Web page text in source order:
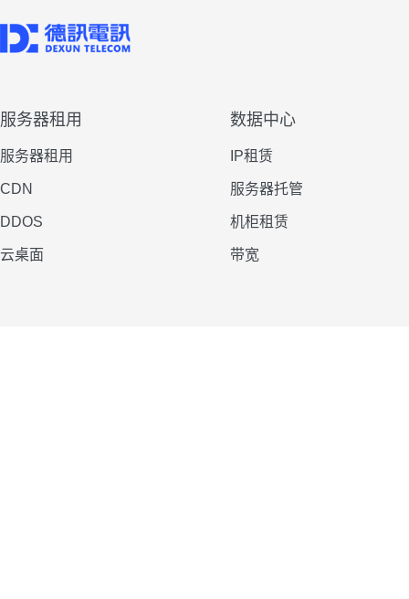
服务器租用
服务器租用
CDN
DDOS
云桌面
数据中心
IP租赁
服务器托管
机柜租赁
带宽